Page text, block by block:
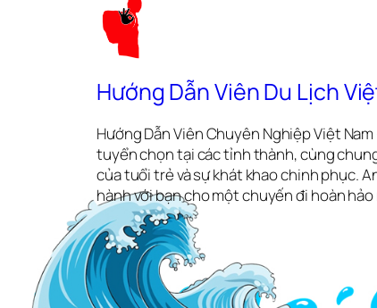
Hướng Dẫn Viên Du Lịch
Hướng Dẫn Viên Chuyên Nghiệp Việt
tuyển chọn tại các tỉnh thành, cùng
của tuổi trẻ và sự khát khao chinh phục.
hành với bạn cho một chuyến đi hoàn